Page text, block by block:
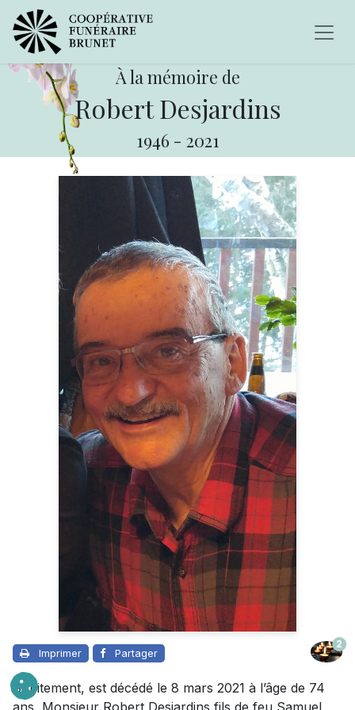
À la mémoire de
Robert Desjardins
1946 - 2021
Imprimer Partager
2
Subitement, est décédé le 8 mars 2021 à l’âge de 74
ans, Monsieur Robert Desjardins fils de feu Samuel